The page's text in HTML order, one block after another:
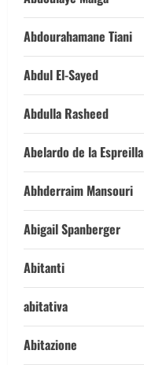
Abdourahamane Tiani
Abdul El-Sayed
Abdulla Rasheed
Abelardo de la Espreilla
Abhderraim Mansouri
Abigail Spanberger
Abitanti
abitativa
Abitazione